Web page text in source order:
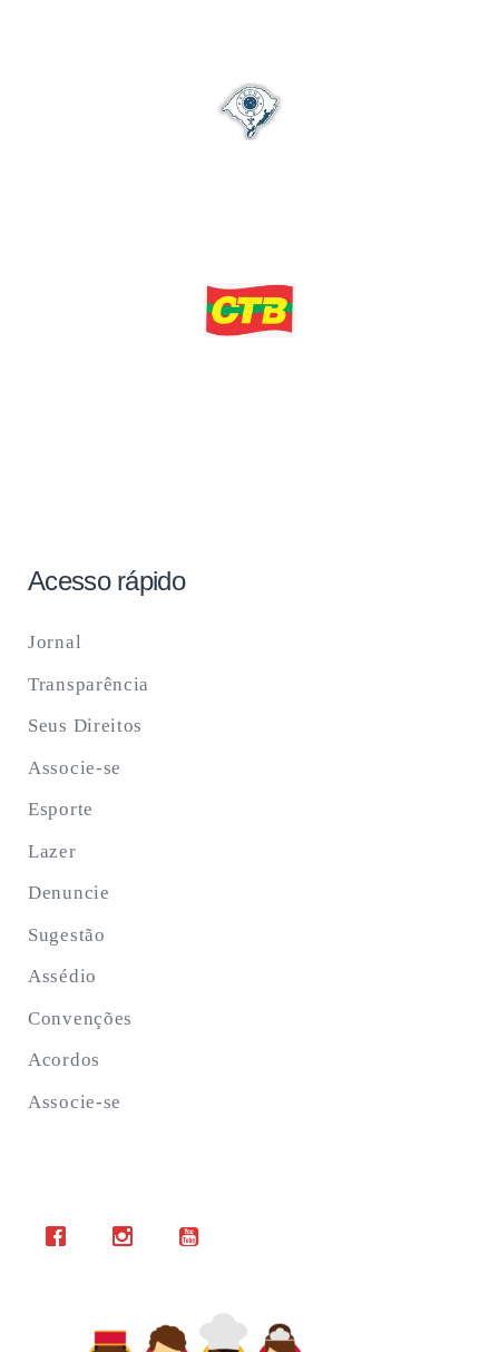
Acesso rápido
Jornal
Transparência
Seus Direitos
Associe-se
Esporte
Lazer
Denuncie
Sugestão
Assédio
Convenções
Acordos
Associe-se